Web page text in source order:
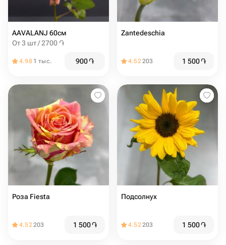
AAVALANJ 60см
От 3 шт / 2700 ֏
4.98 1 тыс. 900֏
Zantedeschia
4.52203 1 500֏
Роза Fiesta
4.52203 1 500֏
Подсолнух
4.52203 1 500֏